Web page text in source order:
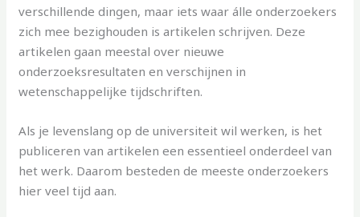
verschillende dingen, maar iets waar álle onderzoekers
zich mee bezighouden is artikelen schrijven. Deze
artikelen gaan meestal over nieuwe
onderzoeksresultaten en verschijnen in
wetenschappelijke tijdschriften.
Als je levenslang op de universiteit wil werken, is het
publiceren van artikelen een essentieel onderdeel van
het werk. Daarom besteden de meeste onderzoekers
hier veel tijd aan.